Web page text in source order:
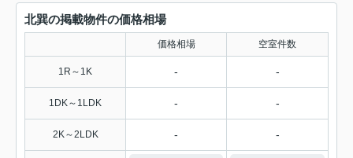
北巽の掲載物件の価格相場
価格相場 空室件数
1R～1K - -
1DK～1LDK - -
2K～2LDK - -